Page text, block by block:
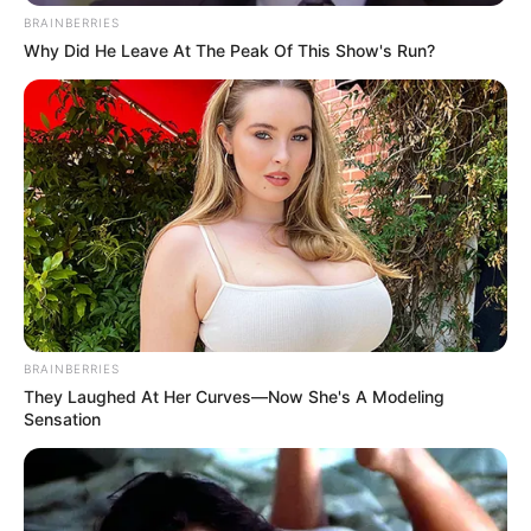
FAÇA O SEU COMENTÁRIO AQUI!
FALE CONOSCO
Nome
E-mail*
Mensagem*
BRAINBERRIES
Why Did He Leave At The Peak Of This Show's Run?
BRAINBERRIES
They Laughed At Her Curves—Now She's A Modeling
Sensation